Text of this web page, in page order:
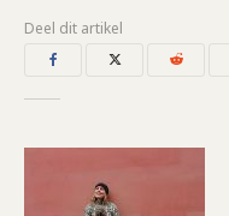
Deel dit artikel